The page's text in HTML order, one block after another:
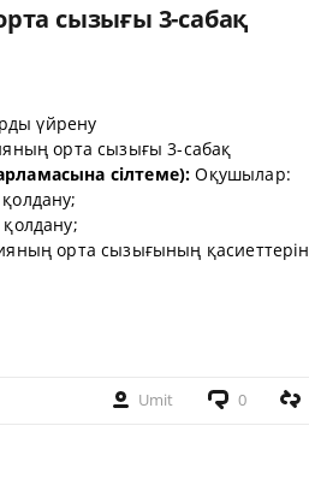
сызығы 3-сабақ
үйрену
орта сызығы 3-сабақ
сілтеме): Оқушылар:
орта сызығының қасиеттерін
Umit 0